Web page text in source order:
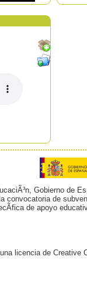
Gobierno de
convocatoria de
de apoyo
licencia de Creative